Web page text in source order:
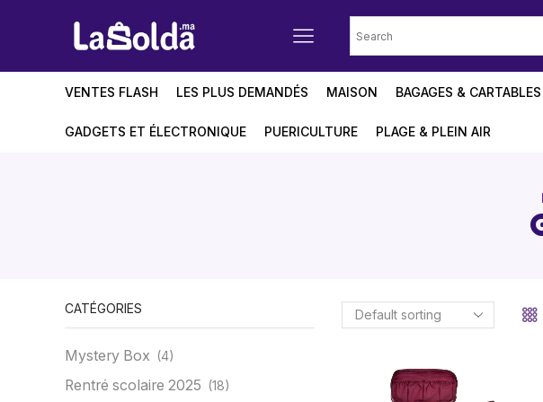
VENTES FLASH LES PLUS DEMANDÉS MAISON BAGAGES & CARTABLES
GADGETS ET ÉLECTRONIQUE PUERICULTURE PLAGE & PLEIN AIR
CATÉGORIES
Mystery Box (4)
Rentré scolaire 2025 (18)